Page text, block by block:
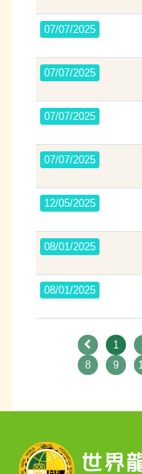
07/07/2025
07/07/2025
07/07/2025
07/07/2025
12/05/2025
08/01/2025
08/01/2025
1
8
9